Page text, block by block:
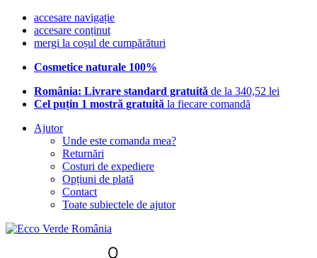
accesare navigație
accesare conținut
mergi la coșul de cumpărături
Cosmetice naturale 100%
România: Livrare standard gratuită de la 340,52 lei
Cel puțin 1 mostră gratuită la fiecare comandă
Ajutor
Unde este comanda mea?
Returnări
Costuri de expediere
Opțiuni de plată
Contact
Toate subiectele de ajutor